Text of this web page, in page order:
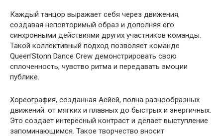
Каждый танцор выражает себя через движения,
создавая неповторимый образ и дополняя его
синхронными действиями других участников команды.
Такой коллективный подход позволяет команде
Queen’Stonn Dance Crew демонстрировать свою
сплоченность, чувство ритма и передавать эмоции
публике.
Хореография, созданная Аейей, полна разнообразных
движений: от мягких и плавных до быстрых и энергичных.
Это создает интересный контраст и делает выступление
запоминающимся. Такое творчество вносит